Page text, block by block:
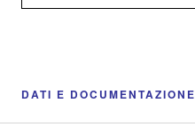
DATI E DOCUMENTAZIONE